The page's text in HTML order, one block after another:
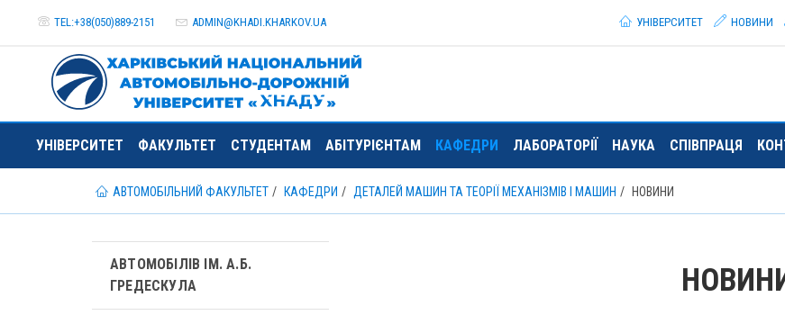
TEL:+38(050)889-2151 ADMIN@KHADI.KHARKOV.UA
УНІВЕРСИТЕТ
НОВИНИ
УНІВЕРСИТЕТ ФАКУЛЬТЕТ СТУДЕНТАМ АБІТУРІЄНТАМ КАФЕДРИ ЛАБОРАТОРІЇ НАУКА СПІВПРАЦЯ
АВТОМОБІЛЬНИЙ ФАКУЛЬТЕТ КАФЕДРИ ДЕТАЛЕЙ МАШИН ТА ТЕОРІЇ МЕХАНІЗМІВ І МАШИН НОВИНИ
АВТОМОБІЛІВ ІМ. А.Б.
ГРЕДЕСКУЛА